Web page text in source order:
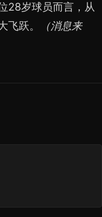
28岁球员而言，从
飞跃。
（消息来